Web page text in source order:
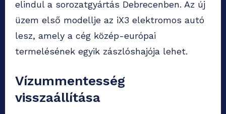
elindul a sorozatgyártás Debrecenben. Az új
üzem első modellje az iX3 elektromos autó
lesz, amely a cég közép-európai
termelésének egyik zászlóshajója lehet.
Vízummentesség
visszaállítása